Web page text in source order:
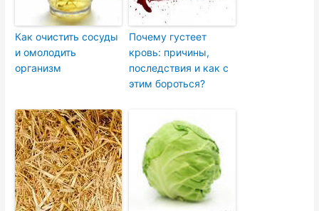
Как очистить сосуды
и омолодить
организм
Почему густеет
кровь: причины,
последствия и как с
этим бороться?